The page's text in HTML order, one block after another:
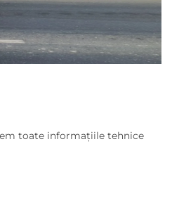
toate informațiile tehnice